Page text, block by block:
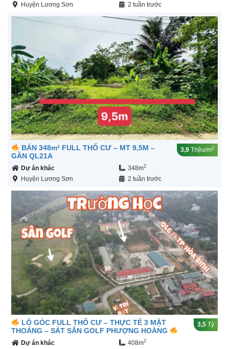
Huyện Lương Sơn 2 tuần trước
BÁN 348m² FULL THỔ CƯ – MT 9,5M –
GẦN QL21A
3,9 Triệu/m2
Dự án khác 348m2
Huyện Lương Sơn 2 tuần trước
LÔ GÓC FULL THỔ CƯ – THỰC TẾ 3 MẶT
THOÁNG – SÁT SÂN GOLF PHƯỢNG HOÀNG
3,5 Tỷ
Dự án khác 408m2